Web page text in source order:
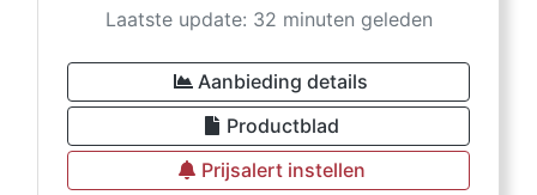
Laatste update: 32 minuten geleden
Aanbieding details
Productblad
Prijsalert instellen